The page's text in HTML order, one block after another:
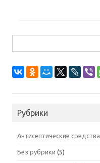
Рубрики
Антисептические средства
Без рубрики (5)